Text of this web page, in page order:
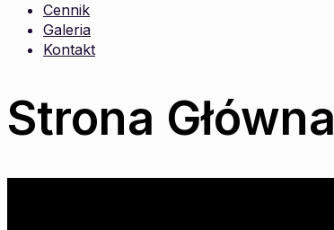
Cennik
Galeria
Kontakt
Strona Główna